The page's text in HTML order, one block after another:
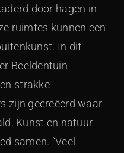
door hagen in
ruimtes kunnen een
In dit
Beeldentuin
strakke
zijn gecreëerd waar
Kunst en natuur
samen. “Veel